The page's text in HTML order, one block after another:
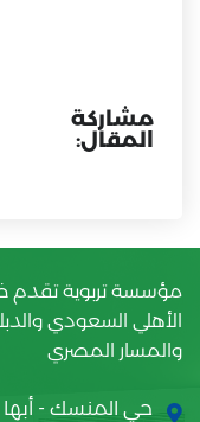
مشاركة
المقال:
مؤسسة تربوية تقدم
الأهلي السعودي
والمسار المصري
حي المنسك -